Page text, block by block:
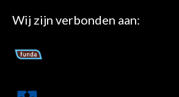
Wij zijn verbonden aan: